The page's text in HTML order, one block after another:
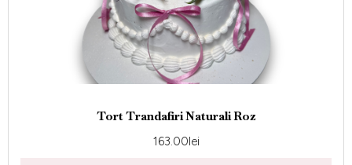
Tort Trandafiri Naturali Roz
163.00 lei